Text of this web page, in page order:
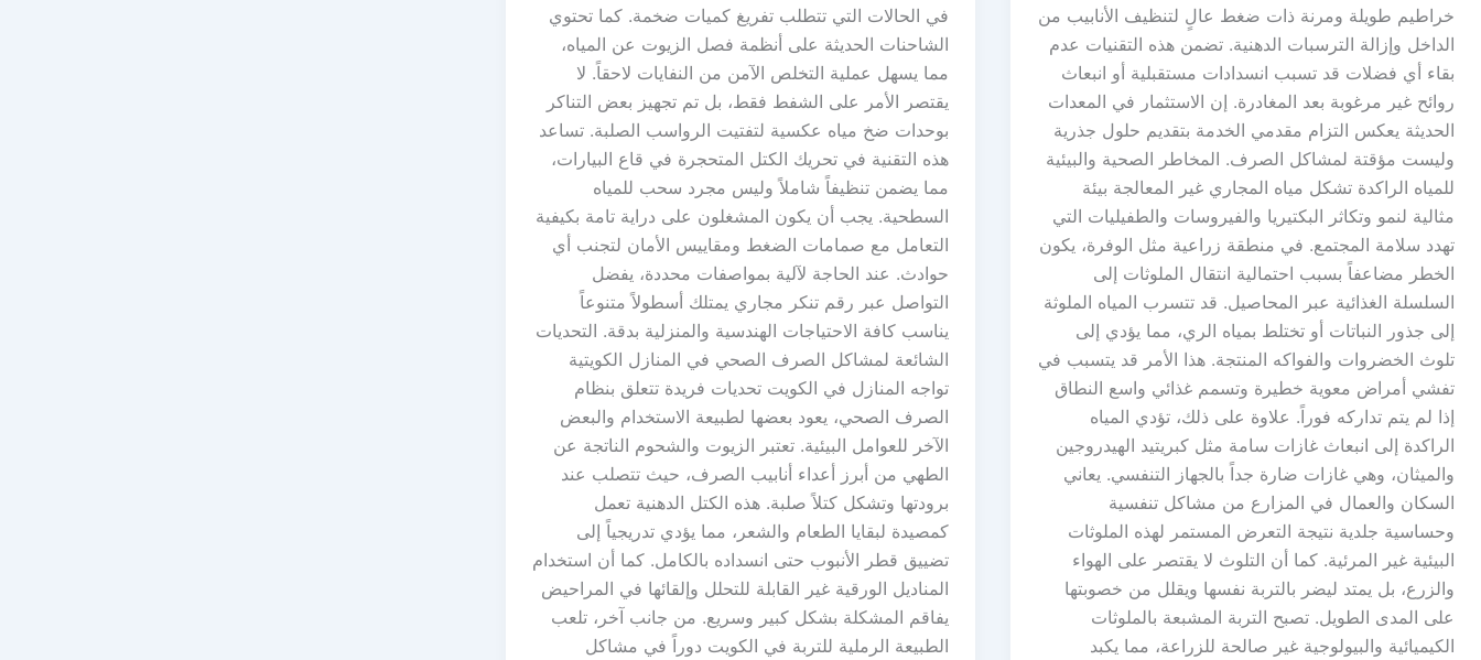
خراطيم طويلة ومرنة ذات ضغط عالٍ لتنظيف الأنابيب من
الداخل وإزالة الترسبات الدهنية. تضمن هذه التقنيات عدم
بقاء أي فضلات قد تسبب انسدادات مستقبلية أو انبعاث
روائح غير مرغوبة بعد المغادرة. إن الاستثمار في المعدات
الحديثة يعكس التزام مقدمي الخدمة بتقديم حلول جذرية
وليست مؤقتة لمشاكل الصرف. المخاطر الصحية والبيئية
للمياه الراكدة تشكل مياه المجاري غير المعالجة بيئة
مثالية لنمو وتكاثر البكتيريا والفيروسات والطفيليات التي
تهدد سلامة المجتمع. في منطقة زراعية مثل الوفرة، يكون
الخطر مضاعفاً بسبب احتمالية انتقال الملوثات إلى
السلسلة الغذائية عبر المحاصيل. قد تتسرب المياه الملوثة
إلى جذور النباتات أو تختلط بمياه الري، مما يؤدي إلى
تلوث الخضروات والفواكه المنتجة. هذا الأمر قد يتسبب في
تفشي أمراض معوية خطيرة وتسمم غذائي واسع النطاق
إذا لم يتم تداركه فوراً. علاوة على ذلك، تؤدي المياه
الراكدة إلى انبعاث غازات سامة مثل كبريتيد الهيدروجين
والميثان، وهي غازات ضارة جداً بالجهاز التنفسي. يعاني
السكان والعمال في المزارع من مشاكل تنفسية
وحساسية جلدية نتيجة التعرض المستمر لهذه الملوثات
البيئية غير المرئية. كما أن التلوث لا يقتصر على الهواء
والزرع، بل يمتد ليضر بالتربة نفسها ويقلل من خصوبتها
على المدى الطويل. تصبح التربة المشبعة بالملوثات
الكيميائية والبيولوجية غير صالحة للزراعة، مما يكبد
في الحالات التي تتطلب تفريغ كميات ضخمة. كما تحتوي
الشاحنات الحديثة على أنظمة فصل الزيوت عن المياه،
مما يسهل عملية التخلص الآمن من النفايات لاحقاً. لا
يقتصر الأمر على الشفط فقط، بل تم تجهيز بعض التناكر
بوحدات ضخ مياه عكسية لتفتيت الرواسب الصلبة. تساعد
هذه التقنية في تحريك الكتل المتحجرة في قاع البيارات،
مما يضمن تنظيفاً شاملاً وليس مجرد سحب للمياه
السطحية. يجب أن يكون المشغلون على دراية تامة بكيفية
التعامل مع صمامات الضغط ومقاييس الأمان لتجنب أي
حوادث. عند الحاجة لآلية بمواصفات محددة، يفضل
التواصل عبر رقم تنكر مجاري يمتلك أسطولاً متنوعاً
يناسب كافة الاحتياجات الهندسية والمنزلية بدقة. التحديات
الشائعة لمشاكل الصرف الصحي في المنازل الكويتية
تواجه المنازل في الكويت تحديات فريدة تتعلق بنظام
الصرف الصحي، يعود بعضها لطبيعة الاستخدام والبعض
الآخر للعوامل البيئية. تعتبر الزيوت والشحوم الناتجة عن
الطهي من أبرز أعداء أنابيب الصرف، حيث تتصلب عند
برودتها وتشكل كتلاً صلبة. هذه الكتل الدهنية تعمل
كمصيدة لبقايا الطعام والشعر، مما يؤدي تدريجياً إلى
تضييق قطر الأنبوب حتى انسداده بالكامل. كما أن استخدام
المناديل الورقية غير القابلة للتحلل وإلقائها في المراحيض
يفاقم المشكلة بشكل كبير وسريع. من جانب آخر، تلعب
الطبيعة الرملية للتربة في الكويت دوراً في مشاكل